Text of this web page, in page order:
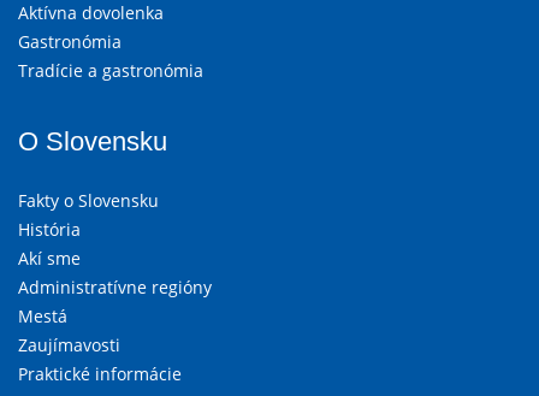
Aktívna dovolenka
Gastronómia
Tradície a gastronómia
O Slovensku
Fakty o Slovensku
História
Akí sme
Administratívne regióny
Mestá
Zaujímavosti
Praktické informácie